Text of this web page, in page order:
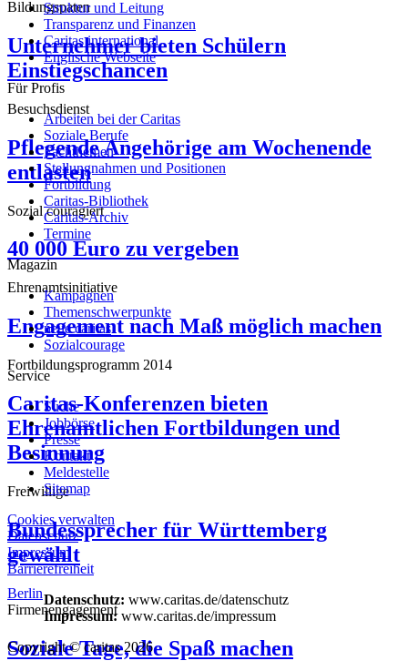
Bildungspaten
Unternehmer bieten Schülern
Einstiegschancen
Besuchsdienst
Pflegende Angehörige am Wochenende
entlasten
Sozial couragiert
40 000 Euro zu vergeben
Ehrenamtsinitiative
Engagement nach Maß möglich machen
Fortbildungsprogramm 2014
Caritas-Konferenzen bieten
Ehrenamtlichen Fortbildungen und
Besinnung
Freiwillige
Bundessprecher für Württemberg
gewählt
Berlin
Firmenengagement
Soziale Tage, die Spaß machen
Struktur und Leitung
Transparenz und Finanzen
Caritas international
Englische Webseite
Für Profis
Arbeiten bei der Caritas
Soziale Berufe
Fachthemen
Stellungnahmen und Positionen
Fortbildung
Caritas-Bibliothek
Caritas-Archiv
Termine
Magazin
Kampagnen
Themenschwerpunkte
neue caritas
Sozialcourage
Service
Suche
Jobbörse
Presse
Kontakt
Meldestelle
Sitemap
Cookies verwalten
Datenschutz
Impressum
Barrierefreiheit
Datenschutz: www.caritas.de/datenschutz
Impressum:www.caritas.de/impressum
Copyright © caritas 2026